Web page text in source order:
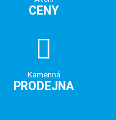
CENY
Kamenná
PRODEJNA